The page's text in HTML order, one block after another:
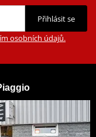
Přihlásit se
osobních údajů.